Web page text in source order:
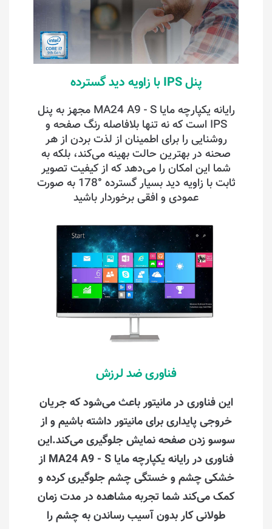
پنل IPS با زاویه دید گسترده
رایانه یکپارچه مایا MA24 A9 - S مجهز به پنل
IPS است که نه تنها بلافاصله رنگ صفحه و
روشنایی را برای اطمینان از لذت بردن از هر
صحنه در بهترین حالت بهینه می‌کند، بلکه به
شما این امکان را می‌دهد که از کیفیت تصویر
ثابت با زاویه دید بسیار گسترده °178 به صورت
عمودی و افقی برخوردار باشید
فناوری ضد لرزش
این فناوری در مانیتور باعث می‌شود که جریان
خروجی پایداری برای مانیتور داشته باشیم و از
سوسو زدن صفحه نمایش جلوگیری می‌کند.این
فناوری در رایانه یکپارچه مایا MA24 A9 - S از
خشکی چشم و خستگی چشم جلوگیری کرده و
کمک می‌کند شما تجربه مشاهده در مدت زمان
طولانی کار بدون آسیب رساندن به چشم را